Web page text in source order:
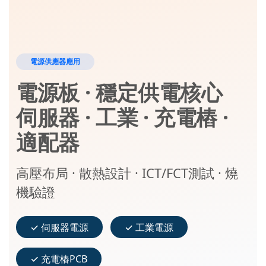
電源供應器應用
電源板 · 穩定供電核心
伺服器 · 工業 · 充電樁 ·
適配器
高壓布局 · 散熱設計 · ICT/FCT測試 · 燒
機驗證
✓ 伺服器電源 ✓ 工業電源
✓ 充電樁PCB